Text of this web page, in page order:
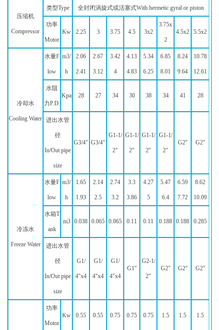
压缩机
Compressor
类型Type 全封闭涡旋式或活塞式With hermetic gyral or piston
功率
Motor
Kw 2.25 3 3.75 4.5 3x2
3.75x
2
4.5x2 5.5x2
冷却水
Cooling Water
水量F
low
m3/
h
2.06
2.41
2.67
3.12
3.42
4
4.13
4.83
5.34
6.25
6.85
8.01
8.24
9.64
10.78
12.61
水阻
力P.D.
Kpa 28 27 34 30 38 34 41 28
进出水管
径
In/Out pipe
size
G3/4" G3/4"
G1-1/
2"
G1-1/
2"
G1-1/
2"
G1-1/
2"
G2" G2"
冷冻水
Freeze Water
水量F
low
m3/
h
1.65
1.93
2.14
2.5
2.74
3.2
3.3
3.86
4.27
5
5.47
6.4
6.59
7.72
8.62
10.09
水箱T
ank
m3 0.038 0.065 0.065 0.11 0.11 0.188 0.188 0.285
进出水管
径
In/Out pipe
size
G1/
4"x4
G1/
4"x4
G1/
4"x4
G1"
G2-1/
2"
G2" G2" G2"
功率
Motor
Kw 0.55 0.55 0.75 0.75 0.75 1.5 1.5 1.5